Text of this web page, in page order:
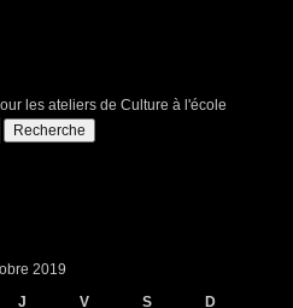
les ateliers de Culture à l'école
2019
J V S D